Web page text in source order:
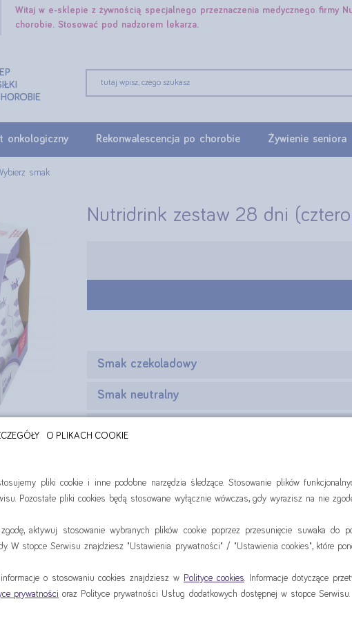
Witaj w e-sklepie z żywnością specjalnego przeznaczenia medycznego firmy
chorobie. Stosować pod nadzorem lekarza.
onkologiczny Rekonwalescencja po chorobie Żywienie seniora
smak
Nutridrink zestaw 28 dni
Smak czekoladowy
Smak neutralny
Smak waniliowy
O PLIKACH COOKIE
pliki cookie i inne podobne narzędzia śledzące. Stosowanie plików
Pozostałe pliki cookies będą stosowane wyłącznie wówczas, gdy wyrazisz na nie
aktywuj stosowanie wybranych plików cookie poprzez przesunięcie suwaka do
W stopce Serwisu znajdziesz "Ustawienia prywatności" / "Ustawienia cookies", które
informacje o stosowaniu cookies znajdziesz w Polityce cookies . Informacje dotyczące
prywatności oraz Polityce prywatności Usług dodatkowych dostępnej w stopce Serwisu.